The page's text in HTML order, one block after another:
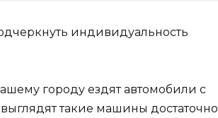
городу ездят автомобили с
такие машины достаточно